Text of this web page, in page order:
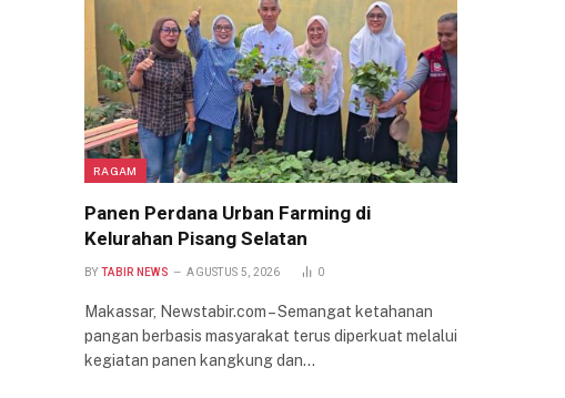
RAGAM
Panen Perdana Urban Farming di
Kelurahan Pisang Selatan
BY TABIR NEWS AGUSTUS 5, 2026 0
Makassar, Newstabir.com – Semangat ketahanan
pangan berbasis masyarakat terus diperkuat melalui
kegiatan panen kangkung dan…